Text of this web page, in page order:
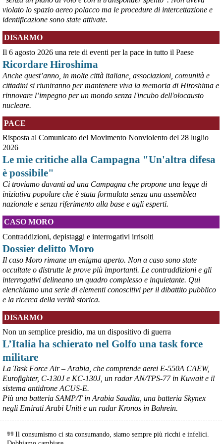
@peacelink
La piantagione di ananas della Del Monte in Kenya – una
quarantina di chilometri quadrati nelle contee di Kiambu e
Murang’a, pochi chilometri a nord-est di Nairobi – continua a fare
notizia per le gravi violazioni dei diritti umani della popolazione
locale. Violazioni che vengono denunciate da decenni senza che le
parole di condanna degli stessi vertici della multinazionale e i
provvedimenti che ne conseguono si traducano in fatti.
#dirittiglobali #Kenya
@peacelink - 5/8/2026 10:06
Marcia per la pace in Puglia
#pace #calendario
@peacelink - 5/8/2026 8:36
violato lo spazio aereo polacco ma le procedure di intercettazione e
identificazione sono state attivate.
DISARMO
Il 6 agosto 2026 una rete di eventi per la pace in tutto il Paese
Ricordare Hiroshima
Anche quest’anno, in molte città italiane, associazioni, comunità e
cittadini si riuniranno per mantenere viva la memoria di Hiroshima e
rinnovare l’impegno per un mondo senza l'incubo dell'olocausto
nucleare.
PACE
Risposta al Comunicato del Movimento Nonviolento del 28 luglio
2026
Le mie critiche alla Campagna "Un'altra difesa
è possibile"
Ci troviamo davanti ad una Campagna che propone una legge di
iniziativa popolare che è stata formulata senza una assemblea
nazionale e senza riferimento alla base e agli esperti.
CASO MORO
Contraddizioni, depistaggi e interrogativi irrisolti
Dossier delitto Moro
Il caso Moro rimane un enigma aperto. Non a caso sono state
occultate o distrutte le prove più importanti. Le contraddizioni e gli
interrogativi delineano un quadro complesso e inquietante. Qui
elenchiamo una serie di elementi conoscitivi per il dibattito pubblico
e la ricerca della verità storica.
DISARMO
Non un semplice presidio, ma un dispositivo di guerra
L’Italia ha schierato nel Golfo una task force
militare
La Task Force Air – Arabia, che comprende aerei E-550A CAEW,
Eurofighter, C-130J e KC-130J, un radar AN/TPS-77 in Kuwait e il
sistema antidrone ACUS-E.
Più una batteria SAMP/T in Arabia Saudita, una batteria Skynex
negli Emirati Arabi Uniti e un radar Kronos in Bahrein.
Il consumismo ci sta consumando, siamo sempre più ricchi e infelici.